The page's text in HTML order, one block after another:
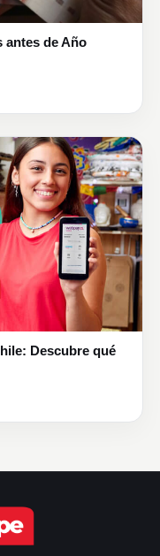
antes de Año
Descubre qué